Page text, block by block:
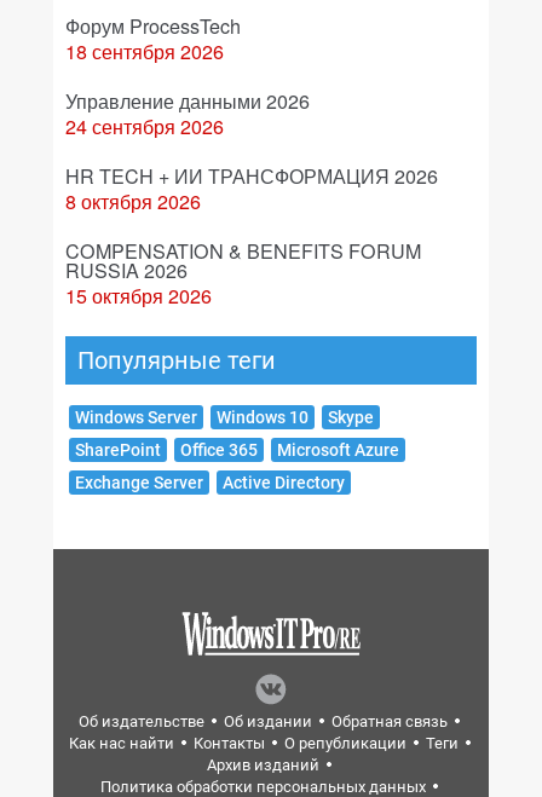
Форум ProcessTech
18 сентября 2026
Управление данными 2026
24 сентября 2026
HR TECH + ИИ ТРАНСФОРМАЦИЯ 2026
8 октября 2026
COMPENSATION & BENEFITS FORUM
RUSSIA 2026
15 октября 2026
Популярные теги
Windows Server Windows 10
Skype
SharePoint
Office 365
Microsoft Azure
Exchange Server
Active Directory
Об издательстве Об издании
Обратная связь
Как нас найти
Контакты О републикации
Теги
Архив изданий
Политика обработки персональных данных